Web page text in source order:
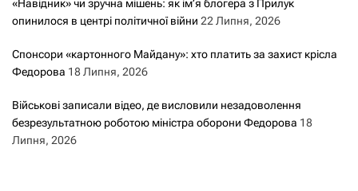
«Навідник» чи зручна мішень: як ім’я блогера з Прилук
опинилося в центрі політичної війни 22 Липня, 2026
Спонсори «картонного Майдану»: хто платить за захист крісла
Федорова 18 Липня, 2026
Військові записали відео, де висловили незадоволення
безрезультатною роботою міністра оборони Федорова 18
Липня, 2026